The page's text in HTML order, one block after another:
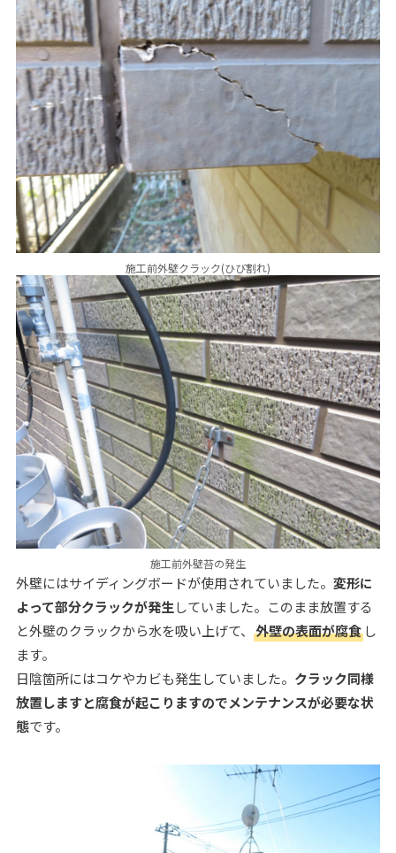
施工前外壁クラック(ひび割れ)
施工前外壁苔の発生
外壁にはサイディングボードが使用されていました。 変形に
よって部分クラックが発生していました。このまま放置する
と外壁のクラックから水を吸い上げて、 外壁の表面が腐食し
ます。
日陰箇所にはコケやカビも発生していました。 クラック同様
放置しますと腐食が起こりますのでメンテナンスが必要な状
態です。